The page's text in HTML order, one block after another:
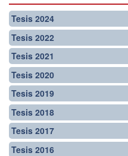
Tesis 2024
Tesis 2022
Tesis 2021
Tesis 2020
Tesis 2019
Tesis 2018
Tesis 2017
Tesis 2016